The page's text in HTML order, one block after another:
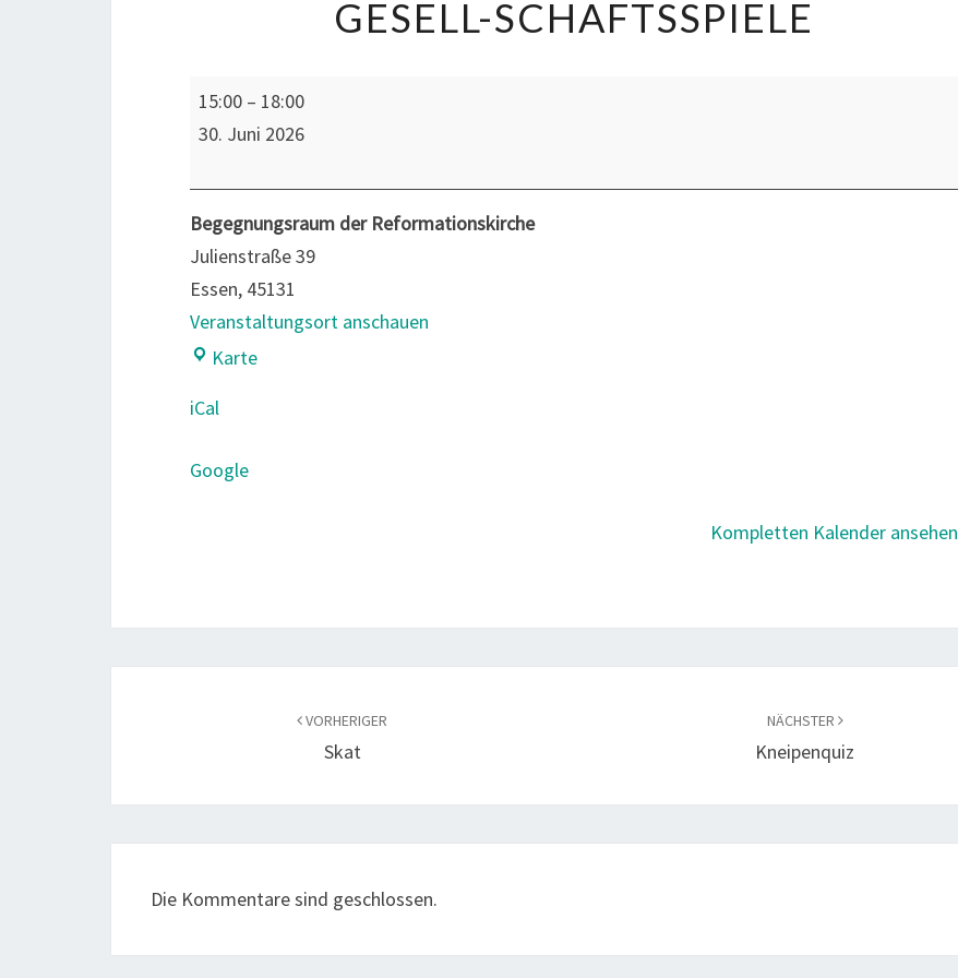
SCHAFTSSPIELE
GESELL-SCHAFTSSPIELE
Gesell-
schaftsspiele
15:00 – 18:00
30. Juni 2026
Begegnungsraum der Reformationskirche
Julienstraße 39
Essen, 45131
Veranstaltungsort anschauen
KarteBegegnungsraum
iCal
Google
Kompletten Kalender ansehen
VORHERIGER
Skat
NÄCHSTER
Kneipenquiz
Die Kommentare sind geschlossen.